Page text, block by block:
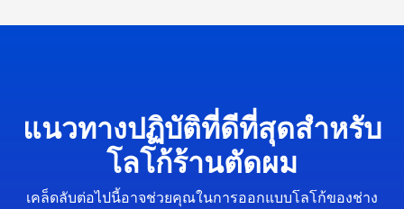
แนวทางปฏิบัติที่ดีที่สุดสำหรับ
โลโก้ร้านตัดผม
เคล็ดลับต่อไปนี้อาจช่วยคุณในการออกแบบโลโก้ของช่าง